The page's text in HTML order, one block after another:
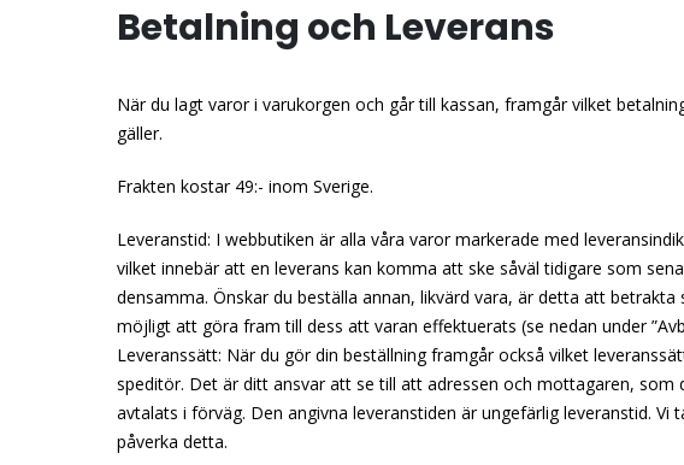
Betalning och Leverans
När du lagt varor i varukorgen och går till kassan, framgår vilket
gäller.
Frakten kostar 49:- inom Sverige.
Leveranstid: I webbutiken är alla våra varor markerade med
vilket innebär att en leverans kan komma att ske såväl tidigare som
densamma. Önskar du beställa annan, likvärd vara, är detta att
möjligt att göra fram till dess att varan effektuerats (se nedan under
Leveranssätt: När du gör din beställning framgår också vilket
speditör. Det är ditt ansvar att se till att adressen och mottagaren,
avtalats i förväg. Den angivna leveranstiden är ungefärlig leveranstid.
påverka detta.